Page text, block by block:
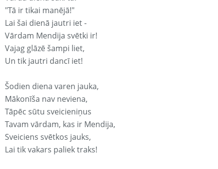
"Tā ir tikai manējā!"
Lai šai dienā jautri iet -
Vārdam Mendija svētki ir!
Vajag glāzē šampi liet,
Un tik jautri dancī iet!
Šodien diena varen jauka,
Mākonīša nav neviena,
Tāpēc sūtu sveicieniņus
Tavam vārdam, kas ir Mendija,
Sveiciens svētkos jauks,
Lai tik vakars paliek traks!